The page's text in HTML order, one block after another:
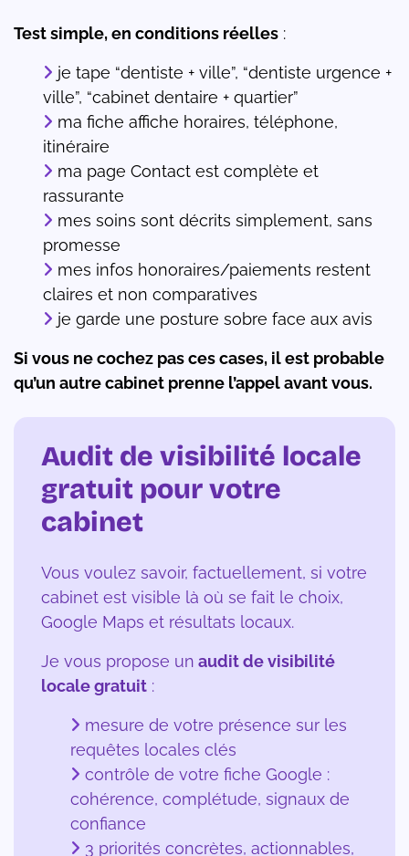
Test simple, en conditions réelles :
je tape “dentiste + ville”, “dentiste urgence +
ville”, “cabinet dentaire + quartier”
ma fiche affiche horaires, téléphone,
itinéraire
ma page Contact est complète et
rassurante
mes soins sont décrits simplement, sans
promesse
mes infos honoraires/paiements restent
claires et non comparatives
je garde une posture sobre face aux avis
Si vous ne cochez pas ces cases, il est probable
qu’un autre cabinet prenne l’appel avant vous.
Audit de visibilité locale
gratuit pour votre
cabinet
Vous voulez savoir, factuellement, si votre
cabinet est visible là où se fait le choix,
Google Maps et résultats locaux.
Je vous propose un audit de visibilité
locale gratuit :
mesure de votre présence sur les
requêtes locales clés
contrôle de votre fiche Google :
cohérence, complétude, signaux de
confiance
3 priorités concrètes, actionnables,